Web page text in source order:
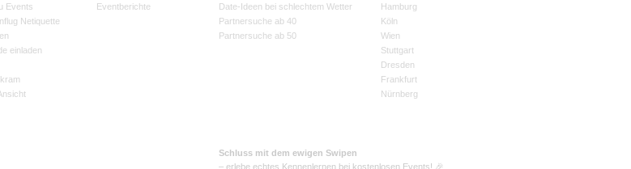
Events
Netiquette
einladen
Eventberichte
Date-Ideen bei schlechtem Wetter
Partnersuche ab 40
Partnersuche ab 50
Hamburg
Köln
Wien
Stuttgart
Dresden
Frankfurt
Nürnberg
Schluss mit dem ewigen Swipen
– erlebe echtes Kennenlernen bei kostenlosen Events! 🎉